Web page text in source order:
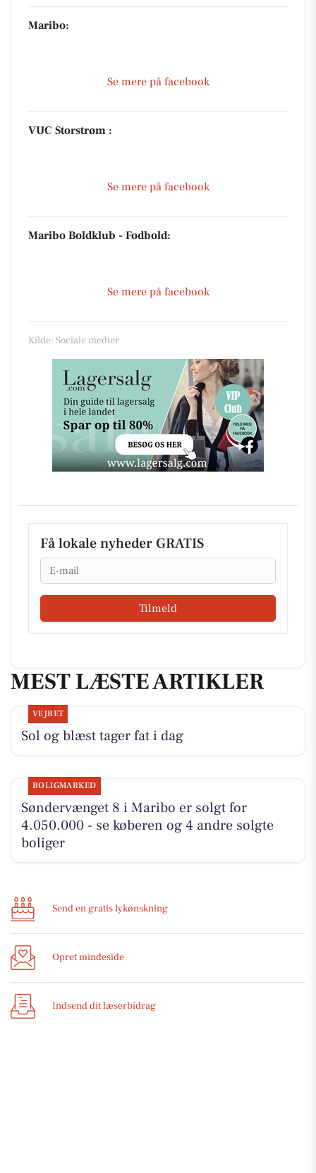
Maribo:
Se mere på facebook
VUC Storstrøm :
Se mere på facebook
Maribo Boldklub - Fodbold:
Se mere på facebook
Kilde: Sociale medier
Få lokale nyheder GRATIS
Email
Tilmeld
MEST LÆSTE ARTIKLER
VEJRET
Sol og blæst tager fat i dag
BOLIGMARKED
Søndervænget 8 i Maribo er solgt for
4.050.000 - se køberen og 4 andre solgte
boliger
Send en gratis lykønskning
Opret mindeside
Indsend dit læserbidrag